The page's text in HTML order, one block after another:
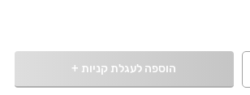
הוספה לעגלת קניות +